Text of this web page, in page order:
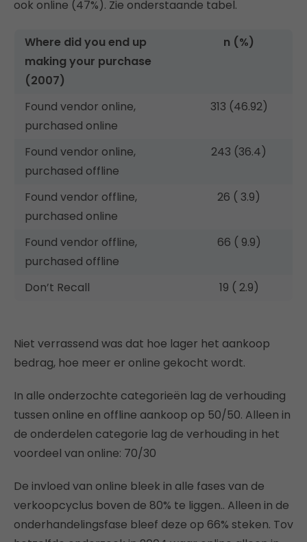
ook online (47%). Zie onderstaande tabel.
Where did you end up
making your purchase
(2007)
n (%)
Found vendor online,
purchased online
313 (46.92)
Found vendor online,
purchased offline
243 (36.4)
Found vendor offline,
purchased online
26 ( 3.9)
Found vendor offline,
purchased offline
66 ( 9.9)
Don’t Recall 19 ( 2.9)
Niet verrassend was dat hoe lager het aankoop
bedrag, hoe meer er online gekocht wordt.
In alle onderzochte categorieën lag de verhouding
tussen online en offline aankoop op 50/50. Alleen in
de onderdelen categorie lag de verhouding in het
voordeel van online: 70/30
De invloed van online bleek in alle fases van de
verkoopcyclus boven de 80% te liggen.. Alleen in de
onderhandelingsfase bleef deze op 66% steken. Tov